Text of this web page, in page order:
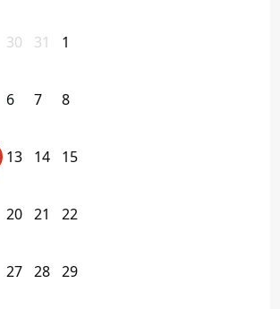
30 31 1
6 7 8
13 14 15
20 21 22
27 28 29